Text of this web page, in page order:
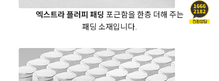
엑스트라 플러피 패딩 포근함을 한층 더해 주는
패딩 소재입니다.